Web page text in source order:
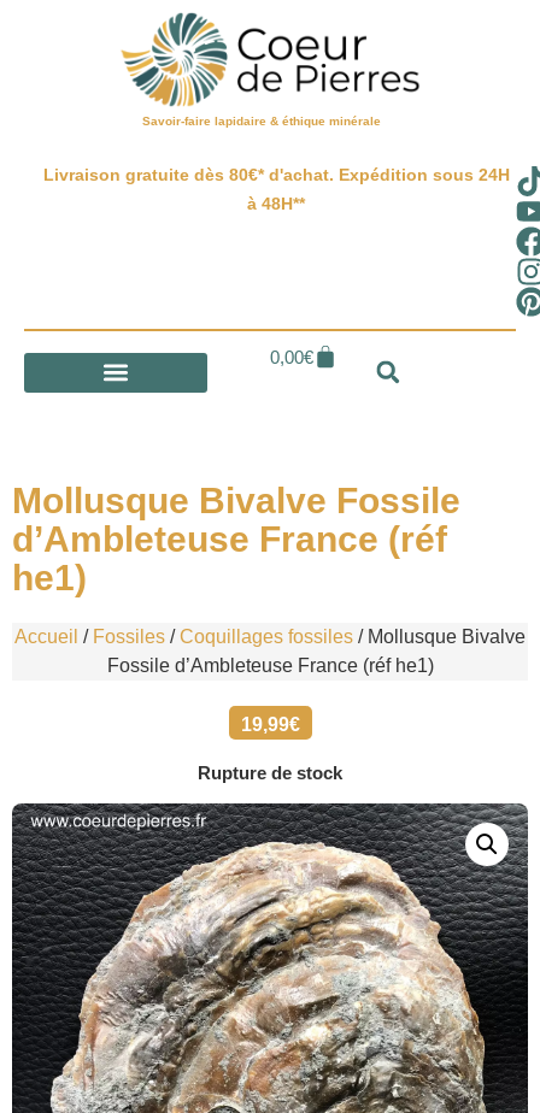
Savoir-faire lapidaire & éthique minérale
Livraison gratuite dès 80€* d'achat. Expédition sous 24H
à 48H**
0,00€
Mollusque Bivalve Fossile
d’Ambleteuse France (réf
he1)
Accueil / Fossiles /Coquillages fossiles / Mollusque Bivalve
Fossile d’Ambleteuse France (réf he1)
19,99€
Rupture de stock